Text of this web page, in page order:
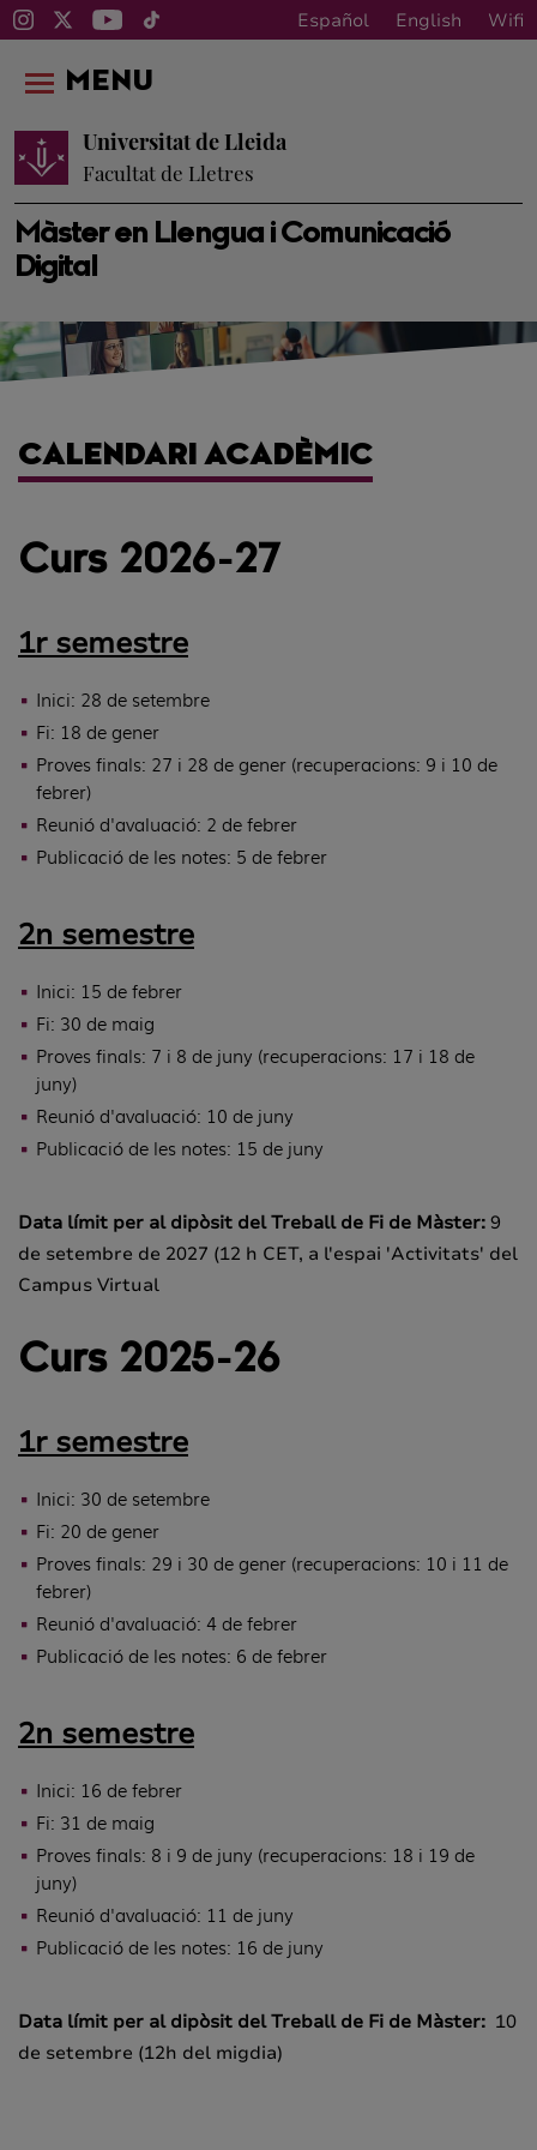
Español English Wifi
Màster en Llengua i Comunicació
Digital
Universitat de Lleida
Facultat de Lletres
MENU
CALENDARI ACADÈMIC
Curs 2026-27
1r semestre
Inici: 28 de setembre
Fi: 18 de gener
Proves finals: 27 i 28 de gener (recuperacions: 9 i 10 de
febrer)
Reunió d'avaluació: 2 de febrer
Publicació de les notes: 5 de febrer
2n semestre
Inici: 15 de febrer
Fi: 30 de maig
Proves finals: 7 i 8 de juny (recuperacions: 17 i 18 de
juny)
Reunió d'avaluació: 10 de juny
Publicació de les notes: 15 de juny
Data límit per al dipòsit del Treball de Fi de Màster: 9
de setembre de 2027 (12 h CET, a l'espai 'Activitats' del
Campus Virtual
Curs 2025-26
1r semestre
Inici: 30 de setembre
Fi: 20 de gener
Proves finals: 29 i 30 de gener (recuperacions: 10 i 11 de
febrer)
Reunió d'avaluació: 4 de febrer
Publicació de les notes: 6 de febrer
2n semestre
Inici: 16 de febrer
Fi: 31 de maig
Proves finals: 8 i 9 de juny (recuperacions: 18 i 19 de
juny)
Reunió d'avaluació: 11 de juny
Publicació de les notes: 16 de juny
Data límit per al dipòsit del Treball de Fi de Màster: 10
de setembre (12h del migdia)